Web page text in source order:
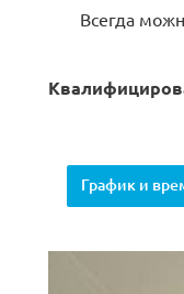
Всегда
График и